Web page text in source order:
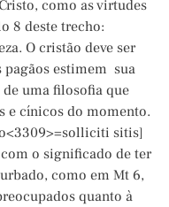
como as virtudes
8 deste trecho:
O cristão deve ser
estimem sua
uma filosofia que
e cínicos do momento.
sitis]
o significado de ter
como em Mt 6,
quanto à